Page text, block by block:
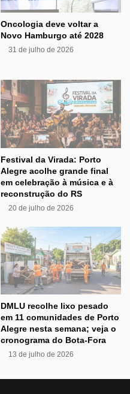
Oncologia deve voltar a
Novo Hamburgo até 2028
31 de julho de 2026
Festival da Virada: Porto
Alegre acolhe grande final
em celebração à música e à
reconstrução do RS
20 de julho de 2026
DMLU recolhe lixo pesado
em 11 comunidades de Porto
Alegre nesta semana; veja o
cronograma do Bota-Fora
13 de julho de 2026